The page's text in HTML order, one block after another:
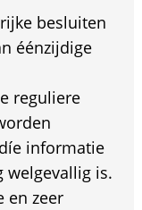
besluiten
éénzijdige
reguliere
informatie
welgevallig is.
en zeer